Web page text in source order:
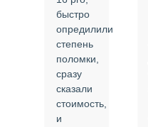
быстро
опредилили
степень
поломки,
сразу
сказали
стоимость,
и